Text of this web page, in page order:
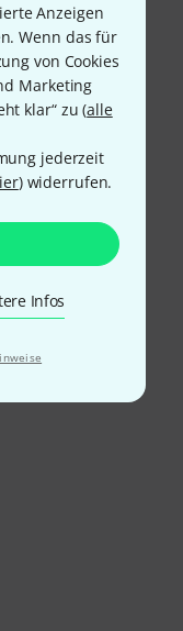
Anzeigen
Wenn das für
von Cookies
Marketing
klar“ zu (alle
jederzeit
) widerrufen.
Infos
Nachnahme,
bezahlen,